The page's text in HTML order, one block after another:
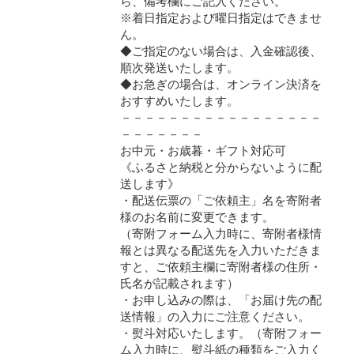
※着日指定および曜日指定はできませ
ん。
◆ご指定のない場合は、入金確認後、
順次発送いたします。
◆お急ぎの場合は、オンライン決済を
おすすめいたします。
－－－－－－－－－－－－－－－－－
－－－－－－－
お中元・お歳暮・ギフト対応可
《ふるさと納税と分からないように配
送します》
・配送伝票の「ご依頼主」名を寄附者
様のお名前に変更できます。
（寄附フォーム入力時に、寄附者様情
報とは異なる配送先を入力いただきま
すと、ご依頼主欄に寄附者様の住所・
氏名が記載されます）
・お申し込みの際は、「お届け先の配
送情報」の入力にご注意ください。
・熨斗対応いたします。（寄附フォー
ム入力時に、熨斗紙の種類をご入力く